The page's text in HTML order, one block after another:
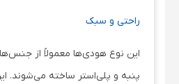
راحتی و سبک
این نوع هودی‌ها معمولاً از
پنبه و پلی‌استر ساخته می‌شوند.